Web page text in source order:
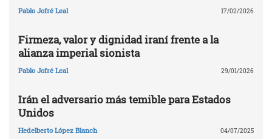
Pablo Jofré Leal 17/02/2026
Firmeza, valor y dignidad iraní frente a la
alianza imperial sionista
Pablo Jofré Leal 29/01/2026
Irán el adversario más temible para Estados
Unidos
Hedelberto López Blanch 04/07/2025